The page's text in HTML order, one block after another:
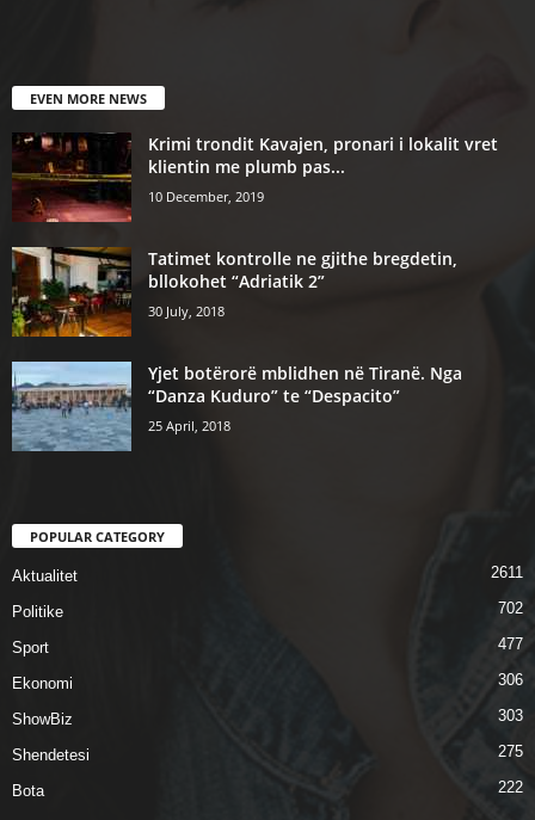
EVEN MORE NEWS
Krimi trondit Kavajen, pronari i lokalit vret
klientin me plumb pas...
10 December, 2019
Tatimet kontrolle ne gjithe bregdetin,
bllokohet “Adriatik 2”
30 July, 2018
Yjet botërorë mblidhen në Tiranë. Nga
“Danza Kuduro” te “Despacito”
25 April, 2018
POPULAR CATEGORY
Aktualitet 2611
Politike 702
Sport 477
Ekonomi 306
ShowBiz 303
Shendetesi 275
Bota 222